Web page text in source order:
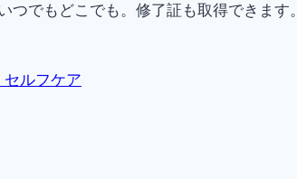
でもどこでも。修了証も取得できます。
セルフケア